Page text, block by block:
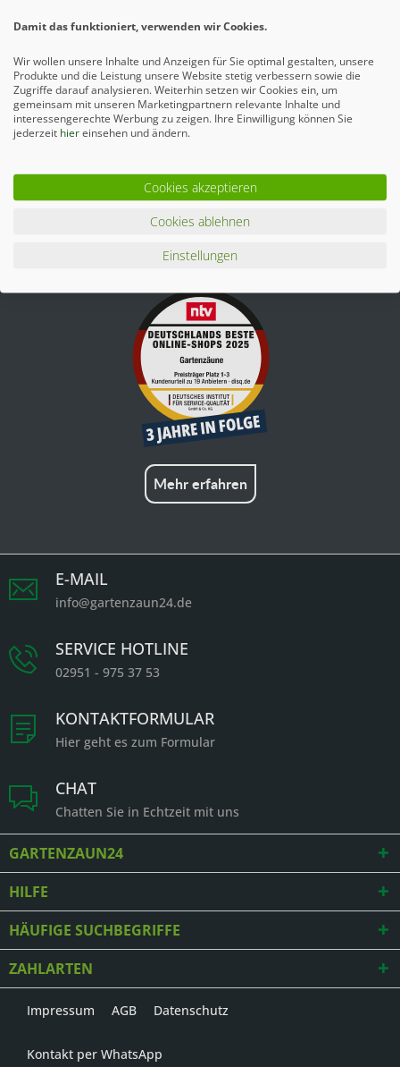
Mehr erfahren
Mehr erfahren
Mehr erfahren
E-MAIL
info@gartenzaun24.de
SERVICE HOTLINE
02951 - 975 37 53
KONTAKTFORMULAR
Hier geht es zum Formular
CHAT
Chatten Sie in Echtzeit mit uns
GARTENZAUN24
HILFE
HÄUFIGE SUCHBEGRIFFE
ZAHLARTEN
Impressum AGB Datenschutz
Kontakt per WhatsApp
Damit das funktioniert, verwenden wir Cookies.
Wir wollen unsere Inhalte und Anzeigen für Sie optimal gestalten, unsere
Produkte und die Leistung unsere Website stetig verbessern sowie die
Zugriffe darauf analysieren. Weiterhin setzen wir Cookies ein, um
gemeinsam mit unseren Marketingpartnern relevante Inhalte und
interessengerechte Werbung zu zeigen. Ihre Einwilligung können Sie
jederzeit hiereinsehen und ändern.
Cookies akzeptieren
Cookies ablehnen
Einstellungen